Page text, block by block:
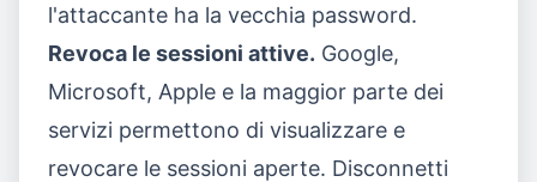
l'attaccante ha la vecchia password.
Revoca le sessioni attive. Google,
Microsoft, Apple e la maggior parte dei
servizi permettono di visualizzare e
revocare le sessioni aperte. Disconnetti